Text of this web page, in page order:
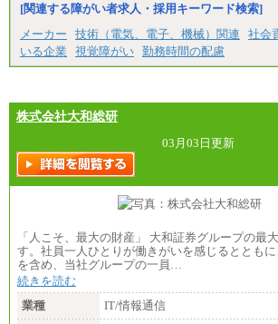
中途：
（1）月給 246,660円
（2）時間給 1,500円/月給モデル
[関連する障がい者求人・採用キーワード検索]
メーカー
技術（電気、電子、機械）関連
社会
いる企業
視覚障がい 勤務時間の配慮
株式会社大和総研
03月03日更新
「人こそ、最大の財産」 大和証券グループの最
す。社員一人ひとりが働きがいを感じるととも
を含め、当社グループの一員…
続きを読む
業種
IT/情報通信